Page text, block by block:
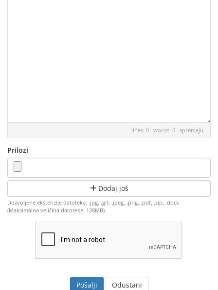
lines: 0 words: 0 spremaju
Prilozi
Dodaj još
Dozvoljene ekstenzije datoteka: .jpg, .gif, .jpeg, .png, .pdf, .zip, .docx
(Maksimalna veličina datoteke: 128MB)
Odustani